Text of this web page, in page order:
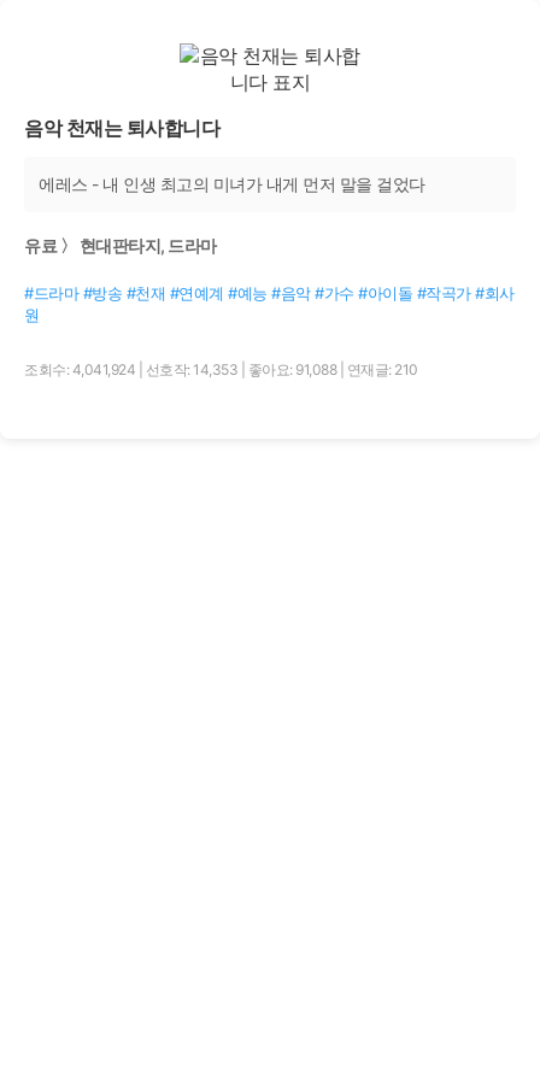
음악 천재는 퇴사합니다
에레스 - 내 인생 최고의 미녀가 내게 먼저 말을 걸었다
유료 〉 현대판타지, 드라마
#드라마 #방송 #천재 #연예계 #예능 #음악 #가수 #아이돌 #작곡가 #회사
원
조회수: 4,041,924 선호작: 14,353 좋아요: 91,088 연재글: 210